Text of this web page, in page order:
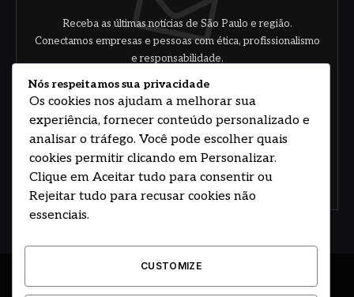
Receba as últimas notícias de São Paulo e região.
Conectamos empresas e pessoas com ética, profissionalismo
e responsabilidade.
Concorde com nossos termos e acordo de
© 2026 DESENVOLVIDO POR HOSTING PRIME BRASIL
Nós respeitamos sua privacidade
Os cookies nos ajudam a melhorar sua
experiência, fornecer conteúdo personalizado e
analisar o tráfego. Você pode escolher quais
cookies permitir clicando em Personalizar.
Clique em Aceitar tudo para consentir ou
Rejeitar tudo para recusar cookies não
essenciais.
CUSTOMIZE